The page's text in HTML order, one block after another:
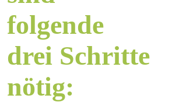
folgende
drei Schritte
nötig: